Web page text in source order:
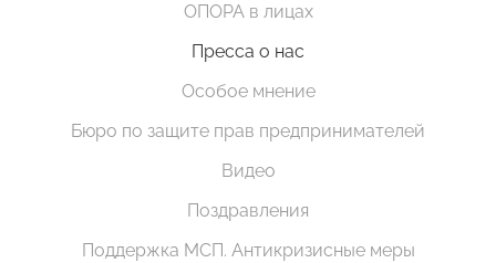
ОПОРА в лицах
Пресса о нас
Особое мнение
Бюро по защите прав предпринимателей
Видео
Поздравления
Поддержка МСП. Антикризисные меры